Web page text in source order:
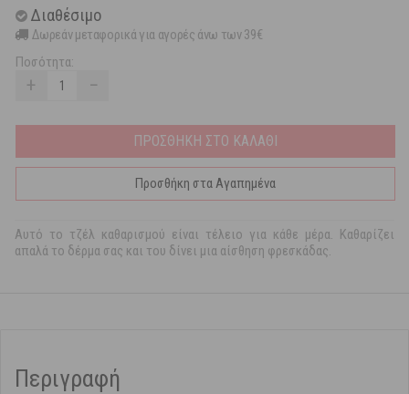
Διαθέσιμο
Δωρεάν μεταφορικά για αγορές άνω των 39€
Ποσότητα:
+ −
ΠΡΟΣΘΗΚΗ ΣΤΟ ΚΑΛΑΘΙ
Προσθήκη στα Αγαπημένα
Αυτό το τζέλ καθαρισμού είναι τέλειο για κάθε μέρα. Καθαρίζει
απαλά το δέρμα σας και του δίνει μια αίσθηση φρεσκάδας.
Περιγραφή